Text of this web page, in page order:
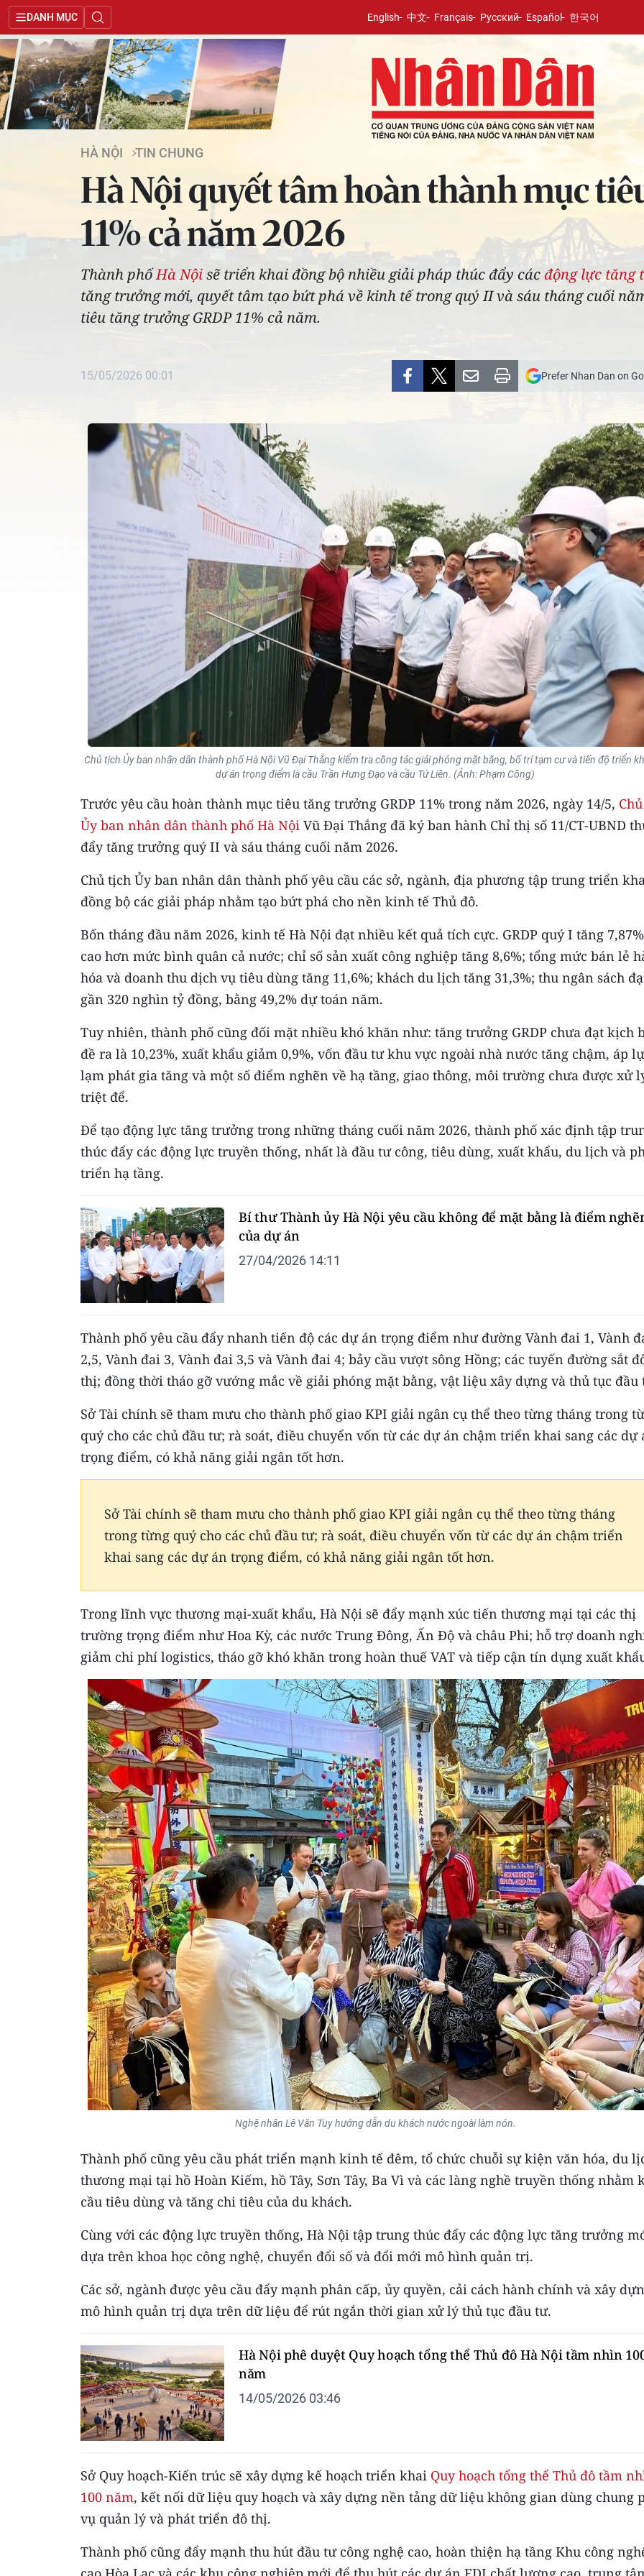
DANH MỤC English 中文 Français Русский Español 한국어
HÀ NỘI TIN CHUNG
Hà Nội quyết tâm hoàn thành mục
11% cả năm 2026
Thành phốHà Nộisẽ triển khai đồng bộ nhiều giải pháp thúc đẩy cácđộng lực tăng
tăng trưởng mới, quyết tâm tạo bứt phá về kinh tế trong quý II và sáu tháng cuối
tiêu tăng trưởng GRDP 11% cả năm.
15/05/2026 00:01 Prefer Nhan Dan on
Chủ tịch Ủy ban nhân dân thành phố Hà Nội Vũ Đại Thắng kiểm tra công tác giải phóng mặt bằng, bố trí tạm cư và tiến độ triển
dự án trọng điểm là cầu Trần Hưng Đạo và cầu Tứ Liên. (Ảnh: Phạm Công)
Trước yêu cầu hoàn thành mục tiêu tăng trưởng GRDP 11% trong năm 2026, ngày 14/5,
Ủy ban nhân dân thành phố Hà Nội Vũ Đại Thắng đã ký ban hành Chỉ thị số 11/CT-UBND
đẩy tăng trưởng quý II và sáu tháng cuối năm 2026.
Chủ tịch Ủy ban nhân dân thành phố yêu cầu các sở, ngành, địa phương tập trung triển
đồng bộ các giải pháp nhằm tạo bứt phá cho nền kinh tế Thủ đô.
Bốn tháng đầu năm 2026, kinh tế Hà Nội đạt nhiều kết quả tích cực. GRDP quý I tăng
cao hơn mức bình quân cả nước; chỉ số sản xuất công nghiệp tăng 8,6%; tổng mức bán lẻ
hóa và doanh thu dịch vụ tiêu dùng tăng 11,6%; khách du lịch tăng 31,3%; thu ngân sách
gần 320 nghìn tỷ đồng, bằng 49,2% dự toán năm.
Tuy nhiên, thành phố cũng đối mặt nhiều khó khăn như: tăng trưởng GRDP chưa đạt kịch
đề ra là 10,23%, xuất khẩu giảm 0,9%, vốn đầu tư khu vực ngoài nhà nước tăng chậm, áp
lạm phát gia tăng và một số điểm nghẽn về hạ tầng, giao thông, môi trường chưa được xử
triệt để.
Để tạo động lực tăng trưởng trong những tháng cuối năm 2026, thành phố xác định tập
thúc đẩy các động lực truyền thống, nhất là đầu tư công, tiêu dùng, xuất khẩu, du lịch và
triển hạ tầng.
Bí thư Thành ủy Hà Nội yêu cầu không để mặt bằng là điểm
của dự án
27/04/2026 14:11
Thành phố yêu cầu đẩy nhanh tiến độ các dự án trọng điểm như đường Vành đai 1, Vành
2,5, Vành đai 3, Vành đai 3,5 và Vành đai 4; bảy cầu vượt sông Hồng; các tuyến đường sắt
thị; đồng thời tháo gỡ vướng mắc về giải phóng mặt bằng, vật liệu xây dựng và thủ tục đầu
Sở Tài chính sẽ tham mưu cho thành phố giao KPI giải ngân cụ thể theo từng tháng trong
quý cho các chủ đầu tư; rà soát, điều chuyển vốn từ các dự án chậm triển khai sang các dự
trọng điểm, có khả năng giải ngân tốt hơn.
Sở Tài chính sẽ tham mưu cho thành phố giao KPI giải ngân cụ thể theo từng tháng
trong từng quý cho các chủ đầu tư; rà soát, điều chuyển vốn từ các dự án chậm triển
khai sang các dự án trọng điểm, có khả năng giải ngân tốt hơn.
Trong lĩnh vực thương mại-xuất khẩu, Hà Nội sẽ đẩy mạnh xúc tiến thương mại tại các thị
trường trọng điểm như Hoa Kỳ, các nước Trung Đông, Ấn Độ và châu Phi; hỗ trợ doanh
giảm chi phí logistics, tháo gỡ khó khăn trong hoàn thuế VAT và tiếp cận tín dụng xuất
Nghệ nhân Lê Văn Tuy hướng dẫn du khách nước ngoài làm nón.
Thành phố cũng yêu cầu phát triển mạnh kinh tế đêm, tổ chức chuỗi sự kiện văn hóa, du
thương mại tại hồ Hoàn Kiếm, hồ Tây, Sơn Tây, Ba Vì và các làng nghề truyền thống nhằm
cầu tiêu dùng và tăng chi tiêu của du khách.
Cùng với các động lực truyền thống, Hà Nội tập trung thúc đẩy các động lực tăng trưởng
dựa trên khoa học công nghệ, chuyển đổi số và đổi mới mô hình quản trị.
Các sở, ngành được yêu cầu đẩy mạnh phân cấp, ủy quyền, cải cách hành chính và xây
mô hình quản trị dựa trên dữ liệu để rút ngắn thời gian xử lý thủ tục đầu tư.
Hà Nội phê duyệt Quy hoạch tổng thể Thủ đô Hà Nội tầm nhìn
năm
14/05/2026 03:46
Sở Quy hoạch-Kiến trúc sẽ xây dựng kế hoạch triển khai Quy hoạch tổng thể Thủ đô tầm
100 năm, kết nối dữ liệu quy hoạch và xây dựng nền tảng dữ liệu không gian dùng chung
vụ quản lý và phát triển đô thị.
Thành phố cũng đẩy mạnh thu hút đầu tư công nghệ cao, hoàn thiện hạ tầng Khu công